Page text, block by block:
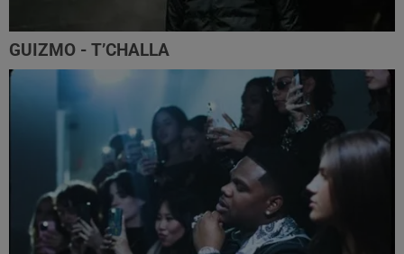
GUIZMO - T’CHALLA